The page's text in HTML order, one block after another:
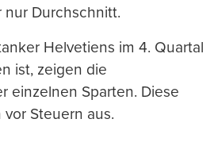
nur Durchschnitt.
Helvetiens im 4. Quartal
ist, zeigen die
einzelnen Sparten. Diese
Steuern aus.